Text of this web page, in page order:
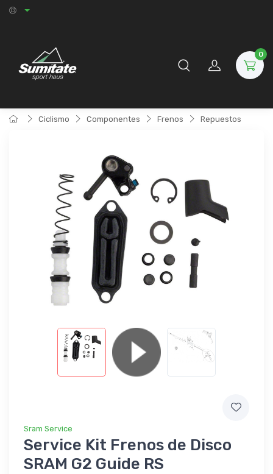
0
Ciclismo Componentes Frenos Repuestos
Sram Service
Service Kit Frenos de Disco
SRAM G2 Guide RS